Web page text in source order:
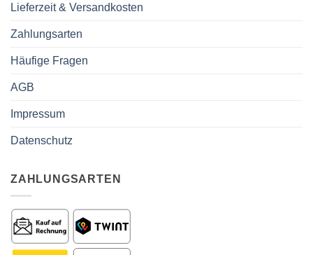
Lieferzeit & Versandkosten
Zahlungsarten
Häufige Fragen
AGB
Impressum
Datenschutz
ZAHLUNGSARTEN